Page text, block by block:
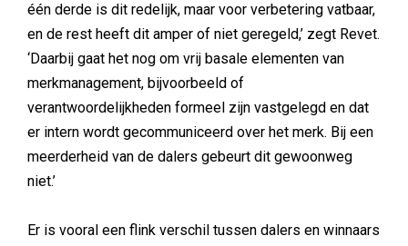
één derde is dit redelijk, maar voor verbetering vatbaar,
en de rest heeft dit amper of niet geregeld,’ zegt Revet.
‘Daarbij gaat het nog om vrij basale elementen van
merkmanagement, bijvoorbeeld of
verantwoordelijkheden formeel zijn vastgelegd en dat
er intern wordt gecommuniceerd over het merk. Bij een
meerderheid van de dalers gebeurt dit gewoonweg
niet.’
Er is vooral een flink verschil tussen dalers en winnaars